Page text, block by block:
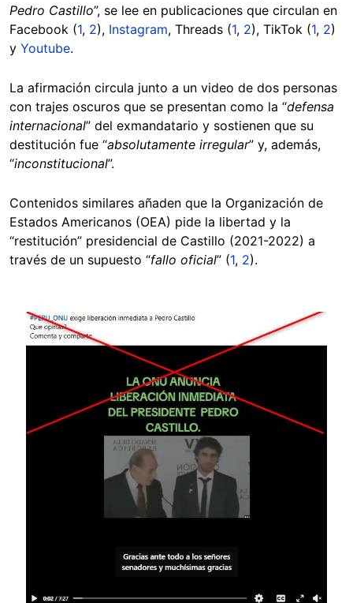
Pedro Castillo”, se lee en publicaciones que circulan en
Facebook (1, 2), Instagram, Threads (1, 2), TikTok (1, 2)
y Youtube.
La afirmación circula junto a un video de dos personas
con trajes oscuros que se presentan como la “defensa
internacional” del exmandatario y sostienen que su
destitución fue “absolutamente irregular” y, además,
“inconstitucional”.
Contenidos similares añaden que la Organización de
Estados Americanos (OEA) pide la libertad y la
“restitución” presidencial de Castillo (2021-2022) a
través de un supuesto “fallo oficial” (1, 2).
Image